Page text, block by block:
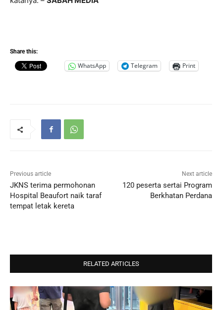
Share this:
WhatsApp Telegram Print
Previous article
JKNS terima permohonan
Hospital Beaufort naik taraf
tempat letak kereta
Next article
120 peserta sertai Program
Berkhatan Perdana
RELATED ARTICLES